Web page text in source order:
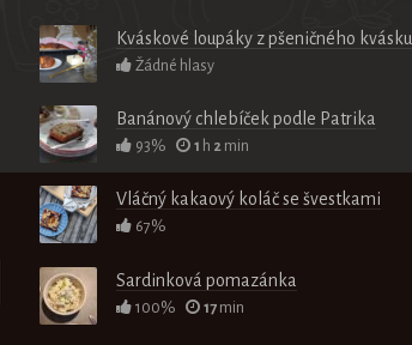
Kváskové loupáky z pšeničného kvásku
Žádné hlasy
Banánový chlebíček podle Patrika
93% 1 h 2 min
Vláčný kakaový koláč se švestkami
67%
Sardinková pomazánka
100% 17 min